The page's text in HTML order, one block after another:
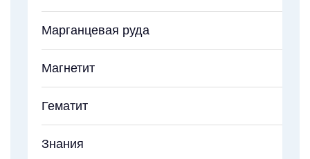
Марганцевая руда
Магнетит
Гематит
Знания